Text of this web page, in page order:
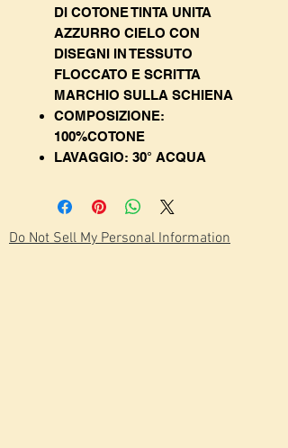
DI COTONE TINTA UNITA
AZZURRO CIELO CON
DISEGNI IN TESSUTO
FLOCCATO E SCRITTA
MARCHIO SULLA SCHIENA
COMPOSIZIONE:
100%COTONE
LAVAGGIO: 30° ACQUA
Do Not Sell My Personal Information